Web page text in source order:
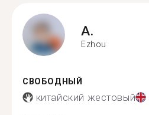
A.
Ezhou
СВОБОДНЫЙ
китайский жестовый